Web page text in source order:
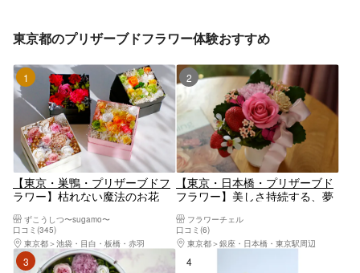
東京都のプリザーブドフラワー体験おすすめ
1位
【東京・巣鴨・プリザーブドフ
ラワー】枯れない魔法のお花
る♪ボックスアレンジメント1箱
ずこうしつ〜sugamo〜
口コミ(345)
東京都
池袋・目白・板橋・赤羽
2位
【東京・日本橋・プリザーブド
フラワー】美しさ持続する、夢
お花ポットコース
フラワーチェル
口コミ(6)
東京都
銀座・日本橋・東京駅周辺
3位